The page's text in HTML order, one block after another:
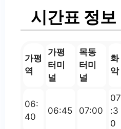
시간표 정보
가평
역
가평
터미
널
목동
터미
널
화
악
06:
40
06:45 07:00
07
:3
0